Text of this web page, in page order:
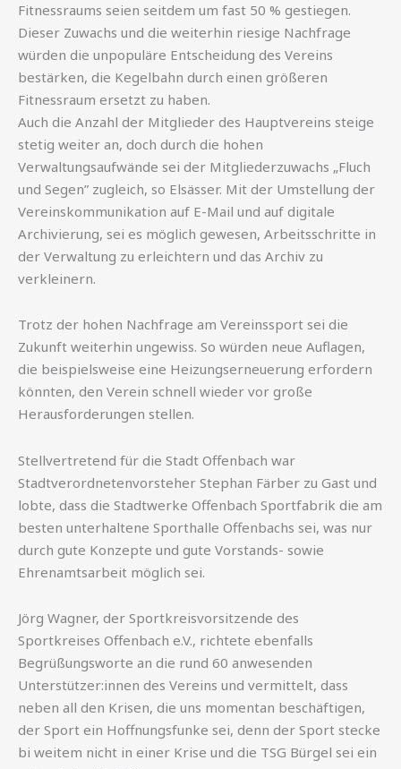
Fitnessraums seien seitdem um fast 50 % gestiegen.
Dieser Zuwachs und die weiterhin riesige Nachfrage
würden die unpopuläre Entscheidung des Vereins
bestärken, die Kegelbahn durch einen größeren
Fitnessraum ersetzt zu haben.
Auch die Anzahl der Mitglieder des Hauptvereins steige
stetig weiter an, doch durch die hohen
Verwaltungsaufwände sei der Mitgliederzuwachs „Fluch
und Segen” zugleich, so Elsässer. Mit der Umstellung der
Vereinskommunikation auf E-Mail und auf digitale
Archivierung, sei es möglich gewesen, Arbeitsschritte in
der Verwaltung zu erleichtern und das Archiv zu
verkleinern.
Trotz der hohen Nachfrage am Vereinssport sei die
Zukunft weiterhin ungewiss. So würden neue Auflagen,
die beispielsweise eine Heizungserneuerung erfordern
könnten, den Verein schnell wieder vor große
Herausforderungen stellen.
Stellvertretend für die Stadt Offenbach war
Stadtverordnetenvorsteher Stephan Färber zu Gast und
lobte, dass die Stadtwerke Offenbach Sportfabrik die am
besten unterhaltene Sporthalle Offenbachs sei, was nur
durch gute Konzepte und gute Vorstands- sowie
Ehrenamtsarbeit möglich sei.
Jörg Wagner, der Sportkreisvorsitzende des
Sportkreises Offenbach e.V., richtete ebenfalls
Begrüßungsworte an die rund 60 anwesenden
Unterstützer:innen des Vereins und vermittelt, dass
neben all den Krisen, die uns momentan beschäftigen,
der Sport ein Hoffnungsfunke sei, denn der Sport stecke
bi weitem nicht in einer Krise und die TSG Bürgel sei ein